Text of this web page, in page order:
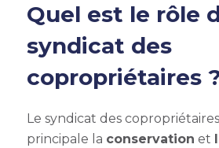
Quel est le rôle
syndicat des
copropriétaires
Le syndicat des
principale la conservation et